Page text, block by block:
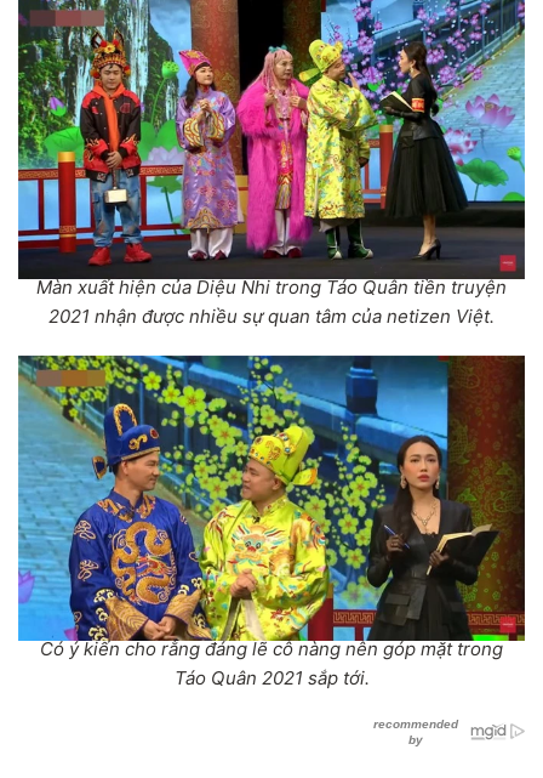
Màn xuất hiện của Diệu Nhi trong Táo Quân tiền truyện
2021 nhận được nhiều sự quan tâm của netizen Việt.
Có ý kiến cho rằng đáng lẽ cô nàng nên góp mặt trong
Táo Quân 2021 sắp tới.